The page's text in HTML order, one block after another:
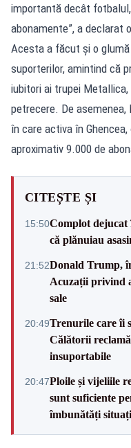
importantă decât
abonamente”, a declarat
Acesta a făcut și o
suporterilor, amintind că
iubitori ai trupei
petrecere. De
în care activa în
aproximativ 9.000 de
CITEȘTE ȘI
15:50Complot dejucat
că plănuiau
21:52Donald Trump,
Acuzații privind
sale
20:49Trenurile care îi
Călătorii
insuportabile
20:47Ploile și vijeliile
sunt suficiente
îmbunătăți